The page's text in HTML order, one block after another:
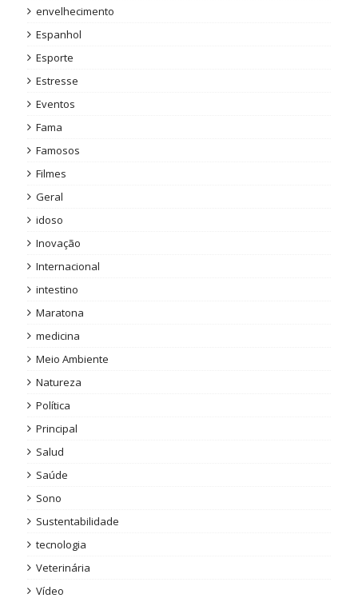
envelhecimento
Espanhol
Esporte
Estresse
Eventos
Fama
Famosos
Filmes
Geral
idoso
Inovação
Internacional
intestino
Maratona
medicina
Meio Ambiente
Natureza
Política
Principal
Salud
Saúde
Sono
Sustentabilidade
tecnologia
Veterinária
Vídeo